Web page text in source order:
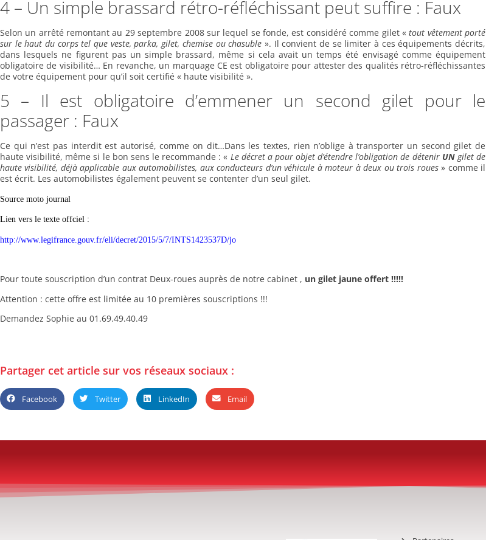
4 – Un simple brassard rétro-réfléchissant peut suffire : Faux
Selon un arrêté remontant au 29 septembre 2008 sur lequel se fonde, est considéré comme gilet «tout vêtement porté
sur le haut du corps tel que veste, parka, gilet, chemise ou chasuble ». Il convient de se limiter à ces équipements décrits,
dans lesquels ne figurent pas un simple brassard, même si cela avait un temps été envisagé comme équipement
obligatoire de visibilité… En revanche, un marquage CE est obligatoire pour attester des qualités rétro-réfléchissantes
de votre équipement pour qu’il soit certifié « haute visibilité ».
5 – Il est obligatoire d’emmener un second gilet pour le
passager : Faux
Ce qui n’est pas interdit est autorisé, comme on dit…Dans les textes, rien n’oblige à transporter un second gilet de
haute visibilité, même si le bon sens le recommande : « Le décret a pour objet d’étendre l’obligation de détenirUNgilet de
haute visibilité, déjà applicable aux automobilistes, aux conducteurs d’un véhicule à moteur à deux ou trois roues» comme il
est écrit. Les automobilistes également peuvent se contenter d’un seul gilet.
Source moto journal
Lien vers le texte offciel :
http://www.legifrance.gouv.fr/eli/decret/2015/5/7/INTS1423537D/jo
Pour toute souscription d’un contrat Deux-roues auprès de notre cabinet , un gilet jaune offert !!!!!
Attention : cette offre est limitée au 10 premières souscriptions !!!
Demandez Sophie au 01.69.49.40.49
Partager cet article sur vos réseaux sociaux :
Facebook Twitter LinkedIn Email